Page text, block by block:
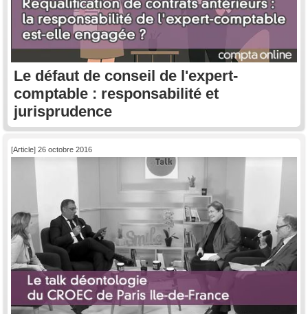
Le défaut de conseil de l'expert-
comptable : responsabilité et
jurisprudence
[Article] 26 octobre 2016